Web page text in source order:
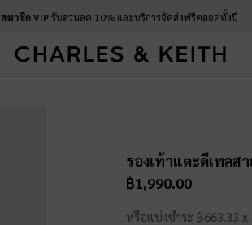
สมาชิก VIPรับส่วนลด 10% และบริการจัดส่งฟรีตลอดทั้งปี
รองเท้าแตะดีเทลส
฿1,990.00
หรือแบ่งชำระ ฿663.33 x